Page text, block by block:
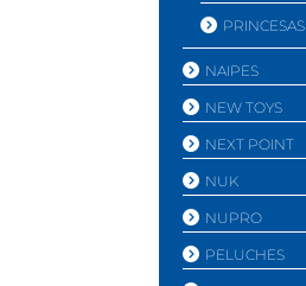
PRINCESAS
NAIPES
NEW TOYS
NEXT POINT
NUK
NUPRO
PELUCHES